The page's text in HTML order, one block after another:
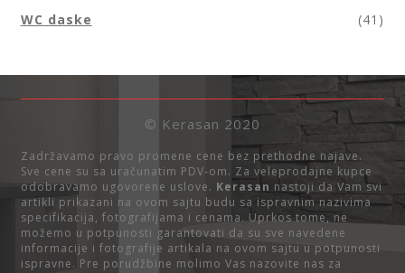
WC daske
(41)
© Kerasan 2020
Zadržavamo pravo promene cene bez prethodne najave.
Sve cene su sa uračunatim PDV-om. Za veleprodajne kupce
odobravamo ugovorene uslove. Kerasan nastoji da Vam svi
artikli prikazani na ovom sajtu budu sa ispravnim nazivima
specifikacija, fotografijama i cenama. Uprkos tome, ne
možemo u potpunosti garantovati da su sve navedene
informacije i fotografije artikala na ovom sajtu u potpunosti
ispravne. Pre porudžbine molimo Vas nazovite nas za